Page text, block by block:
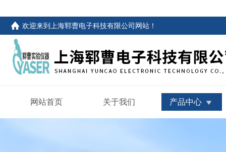
欢迎来到 上海郓曹电子科技有限公司网站 ！
网站首页 关于我们 产品中心